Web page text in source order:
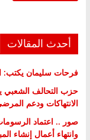
أحدث المقالات
فرحات سليمان يكتب:
حزب التحالف الشعبي
الانتهاكات ودعم
صور .. اعتماد الرسومات
وانتهاء أعمال إنشاء